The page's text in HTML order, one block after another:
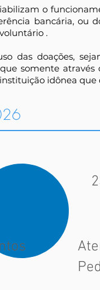
o
bancária, ou
.
das doações,
somente através
idônea que